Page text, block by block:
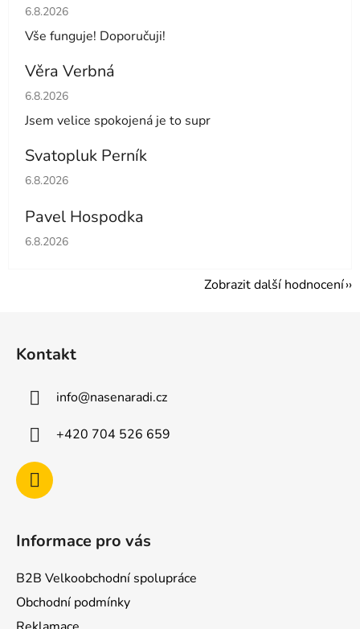
Hodnocení obchodu je 5 z 5 hvězdiček.
6.8.2026
Vše funguje! Doporučuji!
Věra Verbná
Hodnocení obchodu je 5 z 5 hvězdiček.
6.8.2026
Jsem velice spokojená je to supr
Svatopluk Perník
Hodnocení obchodu je 5 z 5 hvězdiček.
6.8.2026
Pavel Hospodka
Hodnocení obchodu je 5 z 5 hvězdiček.
6.8.2026
Zobrazit další hodnocení
Kontakt
info@nasenaradi.cz
+420 704 526 659
Informace pro vás
B2B Velkoobchodní spolupráce
Obchodní podmínky